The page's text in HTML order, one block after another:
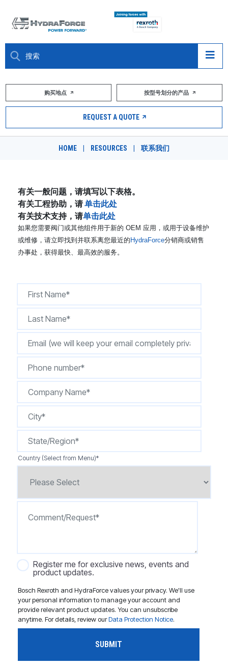
大约关于
市场
职业
DESIGN TOOLS
CONTACT
购买地点
购买地点 按型号划分的产品
REQUEST A QUOTE
HOME RESOURCES 联系我们
有关一般问题，请填写以下表格。
有关工程协助，请单击此处
有关技术支持，请单击此处
如果您需要阀门或其他组件用于新的 OEM 应用，或用于设备维护
或维修，请立即找到并联系离您最近的 HydraForce分销商或销售
办事处，获得最快、最高效的服务。
Country (Select from Menu)*
Register me for exclusive news, events and
product updates.
Bosch Rexroth and HydraForce values your privacy. We'll use
your personal information to manage your account and
provide relevant product updates. You can unsubscribe
anytime. For details, review ourData Protection Notice.